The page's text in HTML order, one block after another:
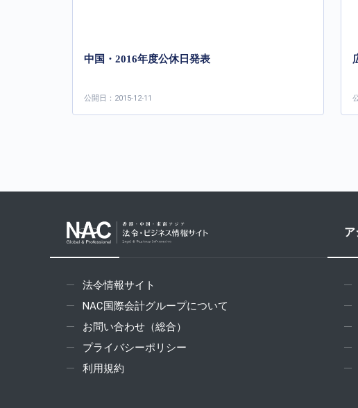
中国・2016年度公休日発表
公開日：2015-12-11
法令情報サイト
NAC国際会計グループについて
お問い合わせ（総合）
プライバシーポリシー
利用規約
ア